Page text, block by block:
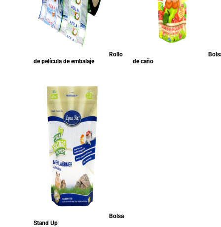
Rollo
de película de embalaje
de caño
Bolsa
Stand Up